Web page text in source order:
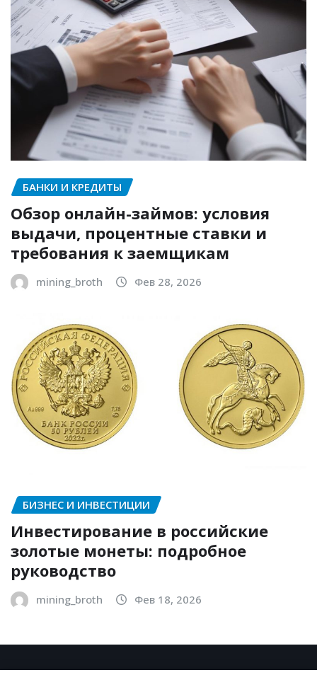
БАНКИ И КРЕДИТЫ
Обзор онлайн-займов: условия
выдачи, процентные ставки и
требования к заемщикам
mining_broth Фев 28, 2026
БИЗНЕС И ИНВЕСТИЦИИ
Инвестирование в российские
золотые монеты: подробное
руководство
mining_broth Фев 18, 2026